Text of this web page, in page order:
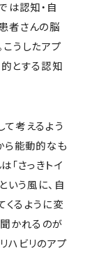
は認知・自
者さんの脳
うしたアプ
とする認知
考えるよう
ら能動的なも
「さっきトイ
いう風に、自
るように変
聞かれるのが
ハビリのアプ